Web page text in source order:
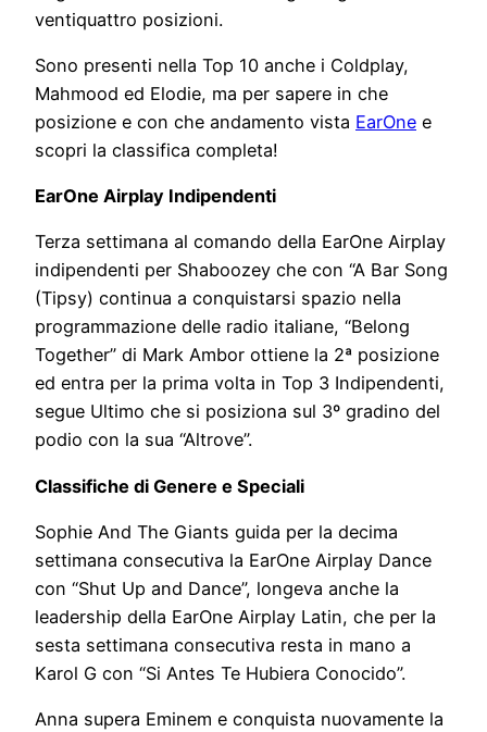
ventiquattro posizioni.
Sono presenti nella Top 10 anche i Coldplay,
Mahmood ed Elodie, ma per sapere in che
posizione e con che andamento vista EarOne e
scopri la classifica completa!
EarOne Airplay Indipendenti
Terza settimana al comando della EarOne Airplay
indipendenti per Shaboozey che con “A Bar Song
(Tipsy) continua a conquistarsi spazio nella
programmazione delle radio italiane, “Belong
Together” di Mark Ambor ottiene la 2ª posizione
ed entra per la prima volta in Top 3 Indipendenti,
segue Ultimo che si posiziona sul 3º gradino del
podio con la sua “Altrove”.
Classifiche di Genere e Speciali
Sophie And The Giants guida per la decima
settimana consecutiva la EarOne Airplay Dance
con “Shut Up and Dance”, longeva anche la
leadership della EarOne Airplay Latin, che per la
sesta settimana consecutiva resta in mano a
Karol G con “Si Antes Te Hubiera Conocido”.
Anna supera Eminem e conquista nuovamente la